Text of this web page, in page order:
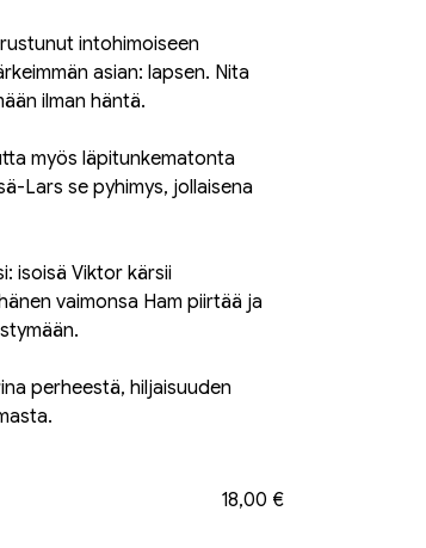
intohimoiseen
asian: lapsen. Nita
ilman häntä.
myös läpitunkematonta
Lars se pyhimys, jollaisena
isoisä Viktor kärsii
vaimonsa Ham piirtää ja
perheestä, hiljaisuuden
18,00 €